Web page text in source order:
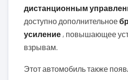
дистанционным
доступно дополнительное
усиление , повышающее
взрывам.
Этот автомобиль также